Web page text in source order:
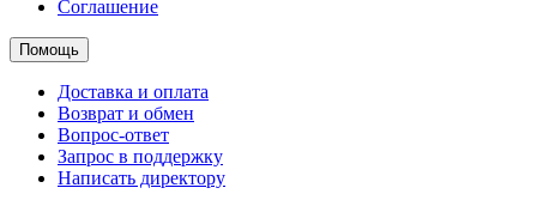
Соглашение
Помощь
Доставка и оплата
Возврат и обмен
Вопрос-ответ
Запрос в поддержку
Написать директору